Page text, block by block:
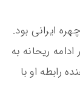
ایرانی بود.
ریحانه به
رابطه او با